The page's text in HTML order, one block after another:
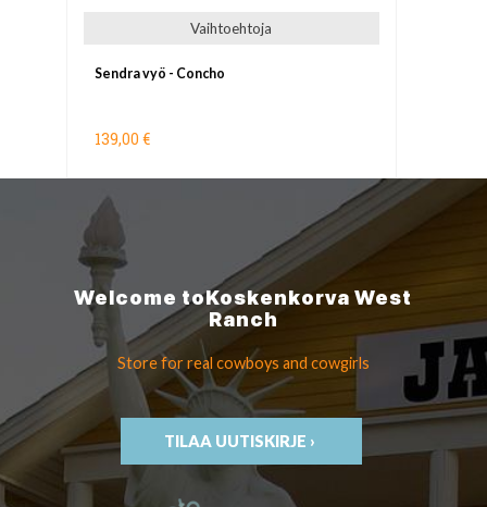
Vaihtoehtoja
Sendra vyö - Concho
139,00 €
Welcome toKoskenkorvaWest
Ranch
Store for real cowboys and cowgirls
TILAA UUTISKIRJE ›